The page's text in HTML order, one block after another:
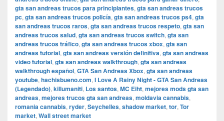
gta san andreas trucos para principiantes, gta san andreas trucos
pc, gta san andreas trucos policía, gta san andreas trucos ps4, gta
san andreas trucos raros, gta san andreas trucos respeto, gta san
andreas trucos salud, gta san andreas trucos switch, gta san
andreas trucos tráfico, gta san andreas trucos xbox, gta san
andreas tutorial, gta san andreas versión definitiva, gta san andreas
video tutorial, gta san andreas walkthrough, gta san andreas
walkthrough español, GTA San Andreas Xbox, gta san andreas
youtube, hachisbueno.com, I Love A Rainy Night - GTA San Andreas
(Legendado), killumaniti, Los santos, MC Eiht, mejores mods gta san
andreas, mejores trucos gta san andreas, moldavia cannabis,
romania cannabis, ryder, Seychelles, shadow market, tor, Tor
market, Wall street market